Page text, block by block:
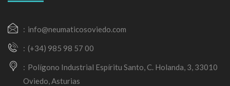
info@neumaticosoviedo.com
(+34) 985 98 57 00
Polígono Industrial Espíritu Santo, C. Holanda, 3, 33010
Oviedo, Asturias